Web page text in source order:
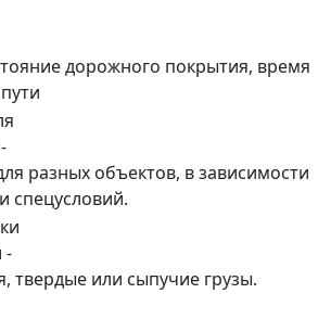
дорожного покрытия, время
разных объектов, в зависимости
спецусловий.
-
твердые или сыпучие грузы.